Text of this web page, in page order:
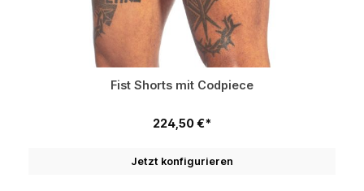
Fist Shorts mit Codpiece
224,50 €*
Jetzt konfigurieren